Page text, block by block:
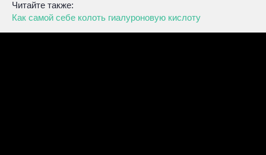
Читайте также:
Как самой себе колоть гиалуроновую кислоту